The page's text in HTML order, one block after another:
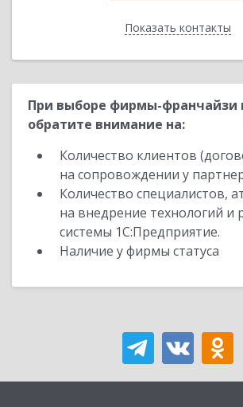
Показать контакты
Назад
При выборе фирмы-франчайзи
обратите внимание на:
Количество клиентов
на сопровождении у
Количество специалистов,
на внедрение технологий и
системы 1С:Предприятие.
Наличие у фирмы статуса